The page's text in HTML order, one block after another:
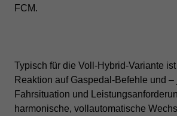
FCM.
Typisch für die Voll-Hybrid-Variante
Reaktion auf Gaspedal-Befehle und –
Fahrsituation und
harmonische, vollautomatische